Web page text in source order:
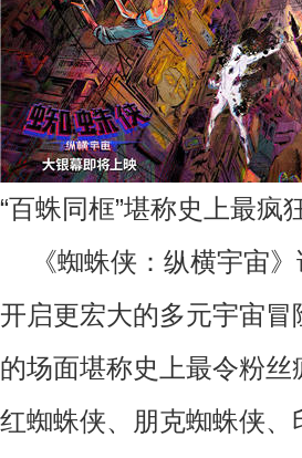
“百蛛同框”堪称史上最疯
《蜘蛛侠：纵横宇宙
开启更宏大的多元宇宙
的场面堪称史上最令粉
红蜘蛛侠、朋克蜘蛛侠、